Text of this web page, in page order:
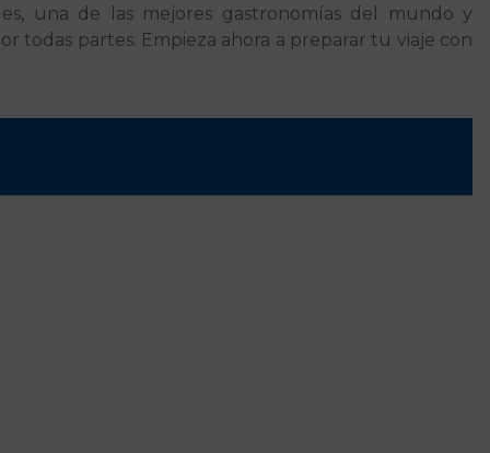
una de las mejores gastronomías del mundo y
todas partes. Empieza ahora a preparar tu viaje con